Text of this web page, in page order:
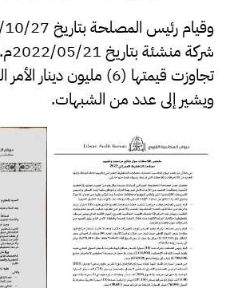
تجاوزت قيمتها (6) مليون
ويشير إلى عدد من الشبهات.